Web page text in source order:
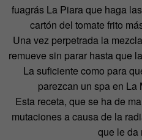
fuagrás La Piara que haga
cartón del tomate frito
Una vez perpetrada la
remueve sin parar hasta que
La suficiente como para
parezcan un spa en La
Esta receta, que se ha de
mutaciones a causa de la
que le da